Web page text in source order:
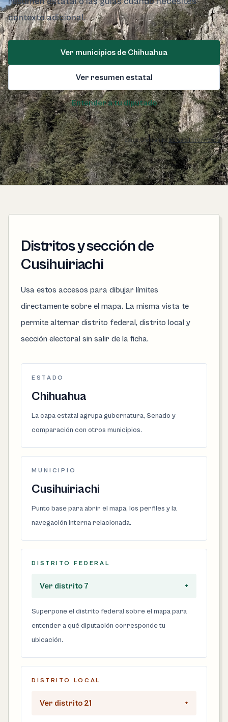
contexto adicional.
Ver municipios de Chihuahua
Ver resumen estatal
Entender a tu diputado
Foto de Chihuahua:Ian Caballero / Pexels
Distritos y sección de
Cusihuiriachi
Usa estos accesos para dibujar límites
directamente sobre el mapa. La misma vista te
permite alternar distrito federal, distrito local y
sección electoral sin salir de la ficha.
ESTADO
Chihuahua
La capa estatal agrupa gubernatura, Senado y
comparación con otros municipios.
MUNICIPIO
Cusihuiriachi
Punto base para abrir el mapa, los perfiles y la
navegación interna relacionada.
DISTRITO FEDERAL
Ver distrito 7 +
Superpone el distrito federal sobre el mapa para
entender a qué diputación corresponde tu
ubicación.
DISTRITO LOCAL
Ver distrito 21 +